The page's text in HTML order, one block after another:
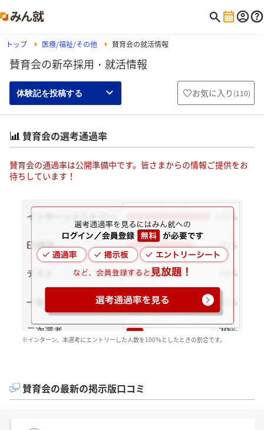
トップ 医療/福祉/その他 賛育会の就活情報
賛育会の新卒採用・就活情報
体験記を投稿する お気に入り (110)
賛育会の選考通過率
賛育会の通過率は公開準備中です。皆さまからの情報ご提供をお
待ちしています！
※インターン、本選考にエントリーした人数を100％としたときの割合です。
賛育会の最新の掲示版口コミ